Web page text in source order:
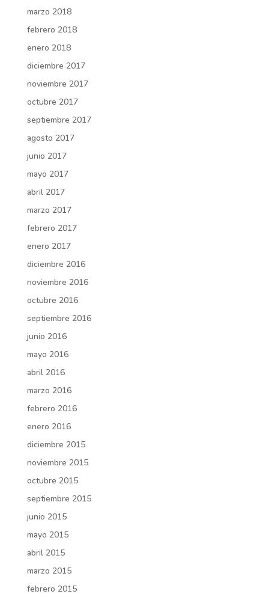
marzo 2018
febrero 2018
enero 2018
diciembre 2017
noviembre 2017
octubre 2017
septiembre 2017
agosto 2017
junio 2017
mayo 2017
abril 2017
marzo 2017
febrero 2017
enero 2017
diciembre 2016
noviembre 2016
octubre 2016
septiembre 2016
junio 2016
mayo 2016
abril 2016
marzo 2016
febrero 2016
enero 2016
diciembre 2015
noviembre 2015
octubre 2015
septiembre 2015
junio 2015
mayo 2015
abril 2015
marzo 2015
febrero 2015